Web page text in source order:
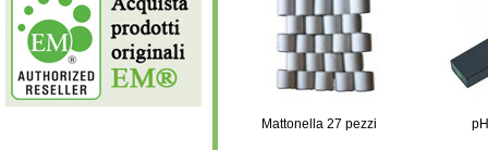
Mattonella 27 pezzi